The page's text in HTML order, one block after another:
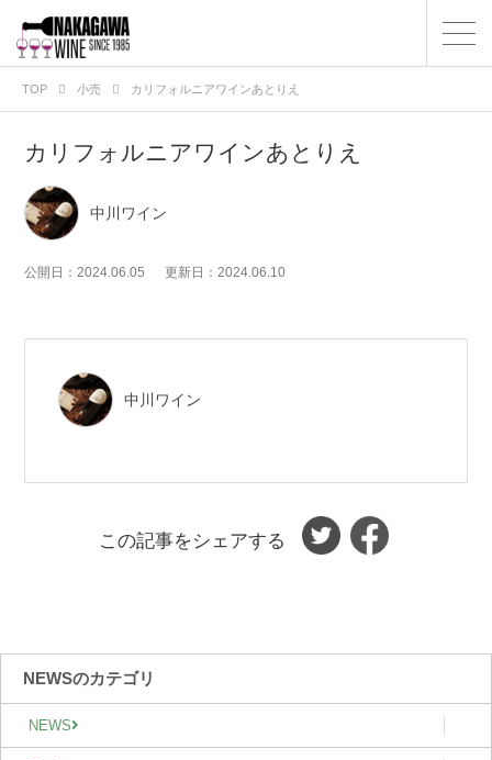
TOP 小売 カリフォルニアワインあとりえ
NEWSのカテゴリ
NEWS
カリフォルニアワインあとりえ
中川ワイン
公開日：2024.06.05 更新日：2024.06.10
中川ワイン
この記事をシェアする